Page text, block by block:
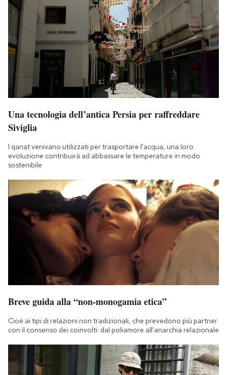
Una tecnologia dell’antica Persia per raffreddare
Siviglia
I qanat venivano utilizzati per trasportare l'acqua, una loro
evoluzione contribuirà ad abbassare le temperature in modo
sostenibile
Breve guida alla “non-monogamia etica”
Cioè ai tipi di relazioni non tradizionali, che prevedono più partner
con il consenso dei coinvolti: dal poliamore all'anarchia relazionale